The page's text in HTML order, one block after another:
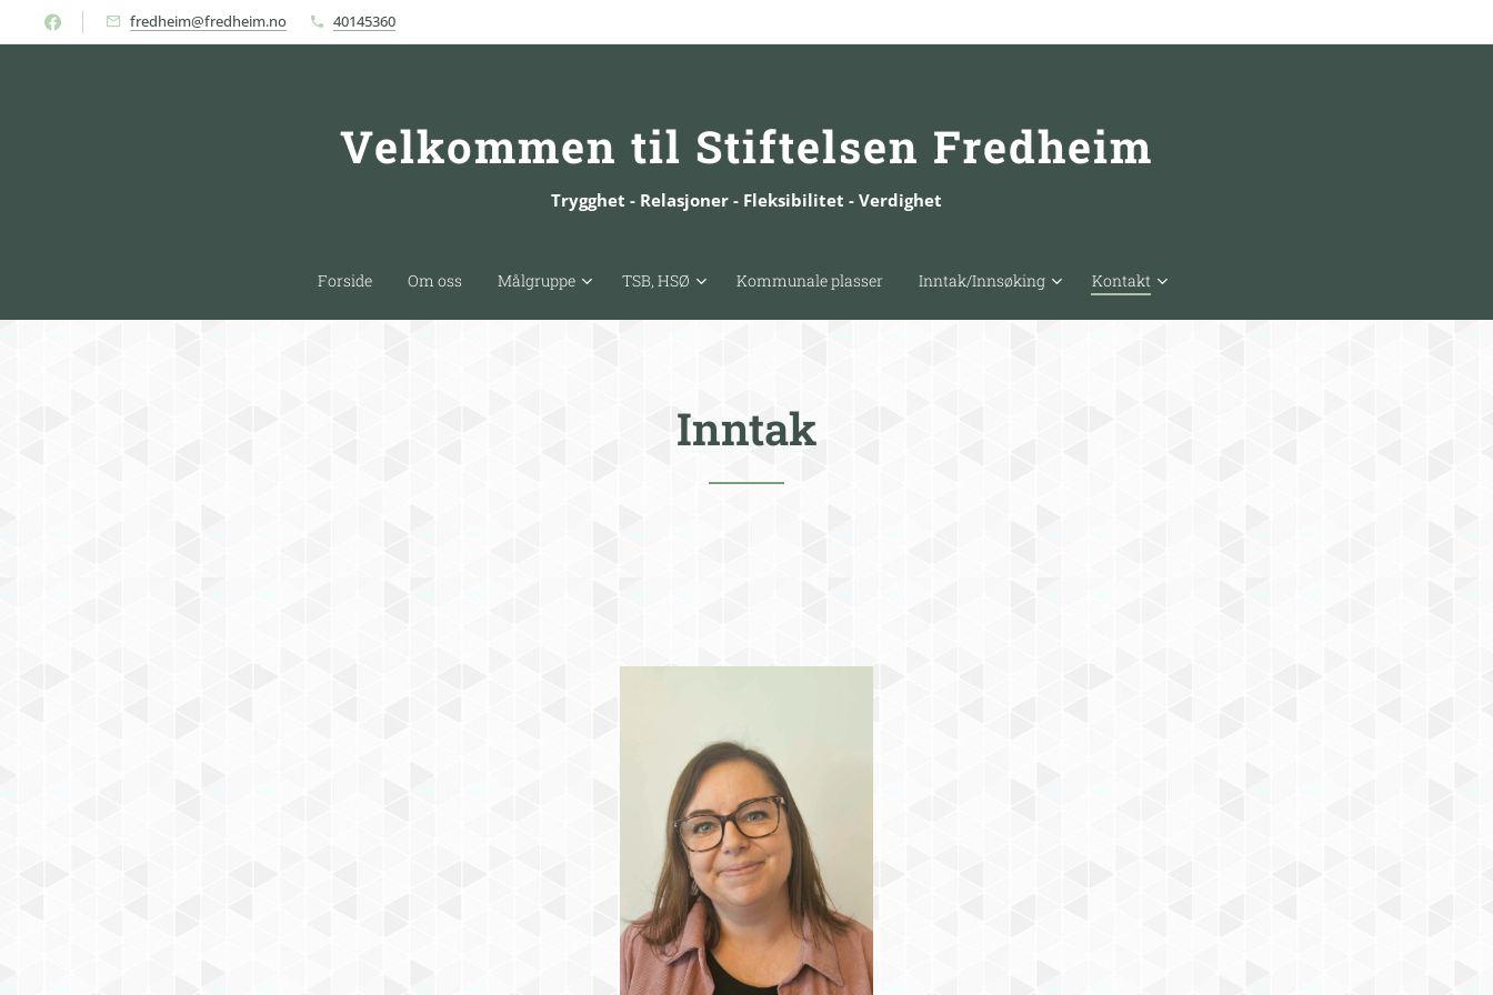
fredheim@fredheim.no 40145360
Velkommen til Stiftelsen Fredheim
Trygghet - Relasjoner - Fleksibilitet - Verdighet
Forside Om oss Målgruppe TSB, HSØ Kommunale plasser Inntak/Innsøking Kontakt
Inntak